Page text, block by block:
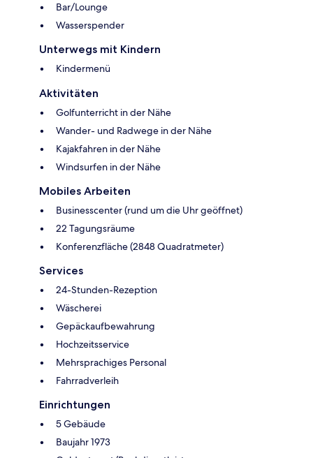
Bar/Lounge
Wasserspender
Unterwegs mit Kindern
Kindermenü
Aktivitäten
Golfunterricht in der Nähe
Wander- und Radwege in der Nähe
Kajakfahren in der Nähe
Windsurfen in der Nähe
Mobiles Arbeiten
Businesscenter (rund um die Uhr geöffnet)
22 Tagungsräume
Konferenzfläche (2848 Quadratmeter)
Services
24-Stunden-Rezeption
Wäscherei
Gepäckaufbewahrung
Hochzeitsservice
Mehrsprachiges Personal
Fahrradverleih
Einrichtungen
5 Gebäude
Baujahr 1973